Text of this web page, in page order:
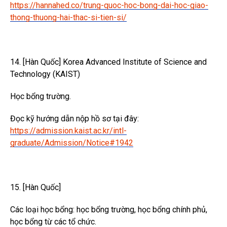
https://hannahed.co/trung-quoc-hoc-bong-dai-hoc-giao-
thong-thuong-hai-thac-si-tien-si/
14. [Hàn Quốc] Korea Advanced Institute of Science and
Technology (KAIST)
Học bổng trường.
Đọc kỹ hướng dẫn nộp hồ sơ tại đây:
https://admission.kaist.ac.kr/intl-
graduate/Admission/Notice#1942
15. [Hàn Quốc]
Các loại học bổng: học bổng trường, học bổng chính phủ,
học bổng từ các tổ chức.